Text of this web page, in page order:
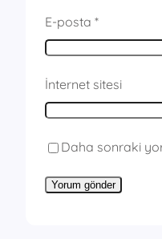
E-posta *
İnternet sitesi
Daha sonraki